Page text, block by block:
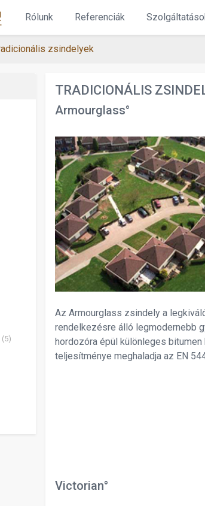
Rólunk Referenciák
zsindelyek
(5)
TRADICIONÁLIS
Armourglass°
Az Armourglass zsindely a
rendelkezésre álló legmodernebb
hordozóra épül különleges
teljesítménye meghaladja az EN
Victorian°